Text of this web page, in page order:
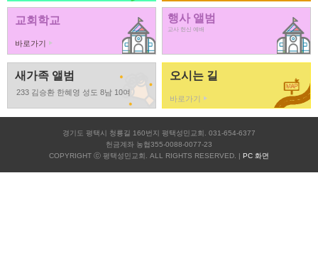
교회학교
바로가기
행사 앨범
교사 헌신 예배
새가족 앨범
233 김승환 한혜영 성도 8남 10여
오시는 길
바로가기
경기도 평택시 청룡길 160번지 평택성민교회. 031-654-6377
헌금계좌 농협355-0088-0077-23
COPYRIGHT ⓒ 평택성민교회. ALL RIGHTS RESERVED. | PC 화면